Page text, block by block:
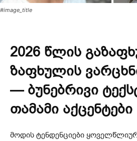
#image_title
2026 წლის
ზაფხულის
— ბუნებრივი
თამამი აქცენტები
მოდის ტენდენციები